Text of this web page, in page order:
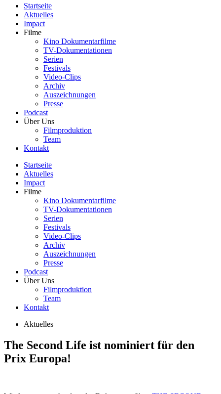
Startseite
Aktuelles
Impact
Filme
Kino Dokumentarfilme
TV-Dokumentationen
Serien
Festivals
Video-Clips
Archiv
Auszeichnungen
Presse
Podcast
Über Uns
Filmproduktion
Team
Kontakt
Startseite
Aktuelles
Impact
Filme
Kino Dokumentarfilme
TV-Dokumentationen
Serien
Festivals
Video-Clips
Archiv
Auszeichnungen
Presse
Podcast
Über Uns
Filmproduktion
Team
Kontakt
Aktuelles
The Second Life ist nominiert für den
Prix Europa!